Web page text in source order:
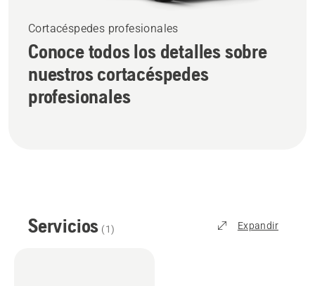
Cortacéspedes profesionales
Conoce todos los detalles sobre
nuestros cortacéspedes
profesionales
Servicios (1) Expandir